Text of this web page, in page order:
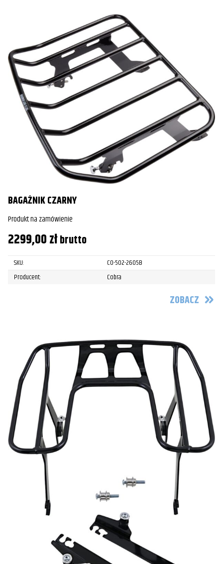
BAGAŻNIK CZARNY
Produkt na zamówienie
2299,00złbrutto
SKU:
CO-502-2605B
Producent:
Cobra
ZOBACZ